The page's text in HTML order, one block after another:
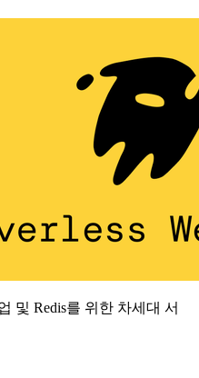
및 Redis를 위한 차세대 서